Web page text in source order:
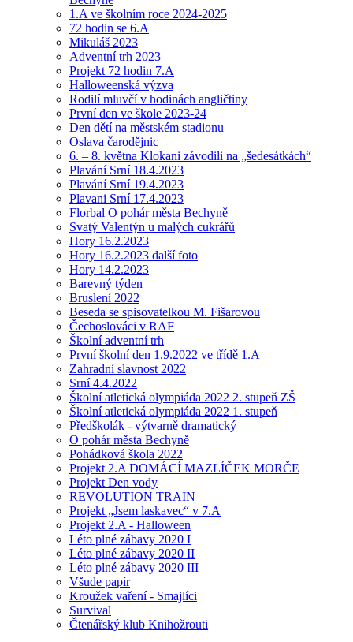
1.A ve školním roce 2024-2025
72 hodin se 6.A
Mikuláš 2023
Adventní trh 2023
Projekt 72 hodin 7.A
Halloweenská výzva
Rodilí mluvčí v hodinách angličtiny
První den ve škole 2023-24
Den dětí na městském stadionu
Oslava čarodějnic
6. – 8. května Klokani závodili na „šedesátkách“
Plavání Srní 18.4.2023
Plavání Srní 19.4.2023
Plavani Srní 17.4.2023
Florbal O pohár města Bechyně
Svatý Valentýn u malých cukrářů
Hory 16.2.2023
Hory 16.2.2023 další foto
Hory 14.2.2023
Barevný týden
Bruslení 2022
Beseda se spisovatelkou M. Fišarovou
Čechoslováci v RAF
Školní adventní trh
První školní den 1.9.2022 ve třídě 1.A
Zahradní slavnost 2022
Srní 4.4.2022
Školní atletická olympiáda 2022 2. stupeň ZŠ
Školní atletická olympiáda 2022 1. stupeň
Předškolák - výtvarně dramatický
O pohár města Bechyně
Pohádková škola 2022
Projekt 2.A DOMÁCÍ MAZLÍČEK MORČE
Projekt Den vody
REVOLUTION TRAIN
Projekt „Jsem laskavec“ v 7.A
Projekt 2.A - Halloween
Léto plné zábavy 2020 I
Léto plné zábavy 2020 II
Léto plné zábavy 2020 III
Všude papír
Kroužek vaření - Smajlíci
Survival
Čtenářský klub Knihožrouti